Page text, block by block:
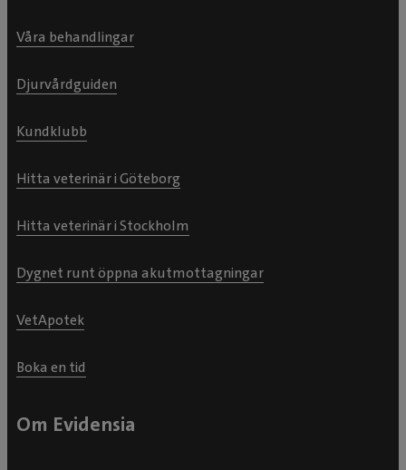
Våra behandlingar
Djurvårdguiden
Kundklubb
Hitta veterinär i Göteborg
Hitta veterinär i Stockholm
Dygnet runt öppna akutmottagningar
VetApotek
Boka en tid
Om Evidensia